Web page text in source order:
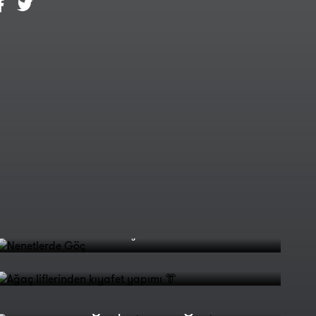
Ağaç liflerinden kıyafet yapımı
Doğu'nun Kayıp Silüetleri |